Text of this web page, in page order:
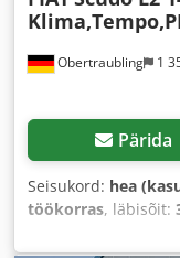
Obertraubling 1
Pärida
Seisukord: hea
töökorras, läbisõit: